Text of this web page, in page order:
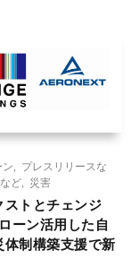
ン
プレスリリースな
ど 災害
ストとチェンジ
ーン活用した自
体制構築支援で新